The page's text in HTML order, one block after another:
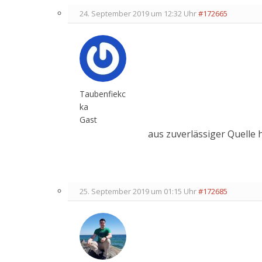
24. September 2019 um 12:32 Uhr#172665
Taubenfiekc
ka
Gast
aus zuverlässiger Quelle
25. September 2019 um 01:15 Uhr#172685